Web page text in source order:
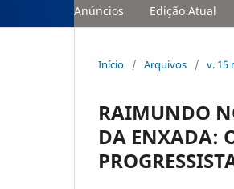
Anúncios Edição Atual
Início / Arquivos / v. 15
RAIMUNDO
DA ENXADA: